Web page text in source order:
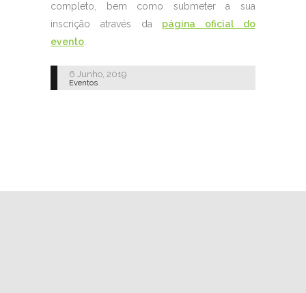
completo, bem como submeter a sua
inscrição através da página oficial do
evento
6 Junho, 2019
Eventos